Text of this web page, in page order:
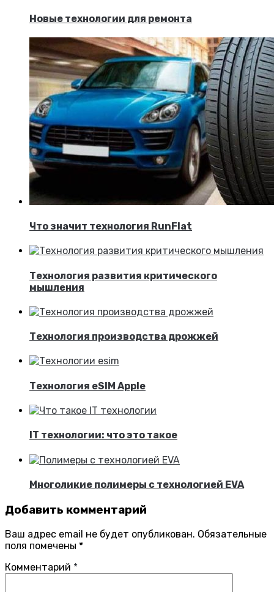
Новые технологии для ремонта
Что значит технология RunFlat
Технология развития критического
мышления
Технология производства дрожжей
Технология eSIM Apple
IT технологии: что это такое
Многоликие полимеры с технологией EVA
Добавить комментарий
Ваш адрес email не будет опубликован. Обязательные
поля помечены *
Комментарий *